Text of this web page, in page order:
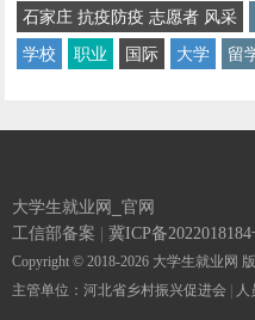
石家庄 抗疫防疫 志愿者 风采
学校
职业 国际 大学 留
大学生就业网_官网
工信部备案 冀ICP备2022018184
Copyright © 2018-2026 大学生就业网
主管单位：河北省乡村振兴促进会
人